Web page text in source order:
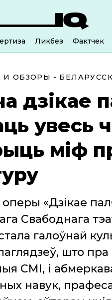
Ликбез Фактчек
И ОБЗОРЫ •
дзікае
увесь
міф
«Дзікае
Свабоднага
галоўнай
што пра
СМІ, і
навук,